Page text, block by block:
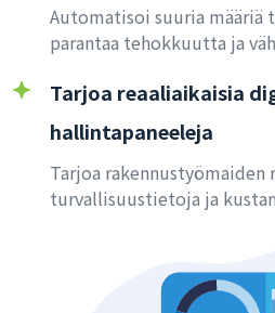
Automatisoi suuria määriä
parantaa tehokkuutta ja
Tarjoa reaaliaikaisia
hallintapaneeleja
Tarjoa
turvallisuustietoja ja